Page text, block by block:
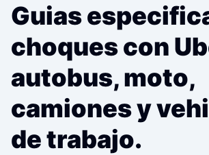
Guias
choques con
autobus, moto,
camiones y
de trabajo.